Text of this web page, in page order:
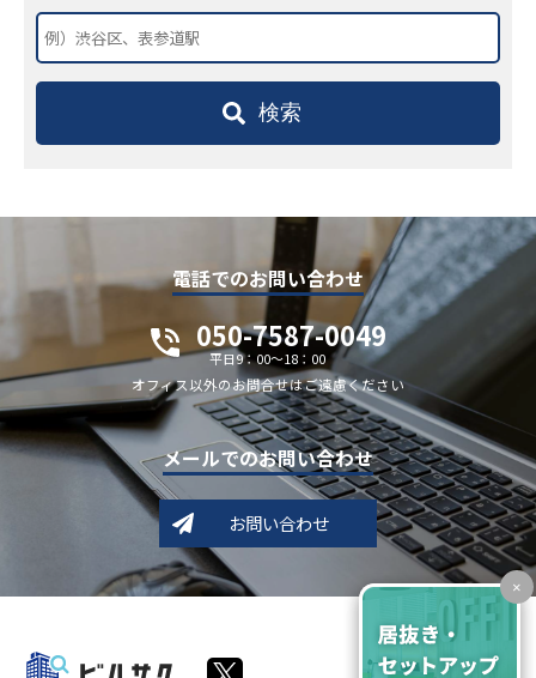
×
検索
電話でのお問い合わせ
050-7587-0049
平日9：00～18：00
オフィス以外のお問合せはご遠慮ください
メールでのお問い合わせ
お問い合わせ